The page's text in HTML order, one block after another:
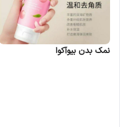
نمک بدن بیوآکوا